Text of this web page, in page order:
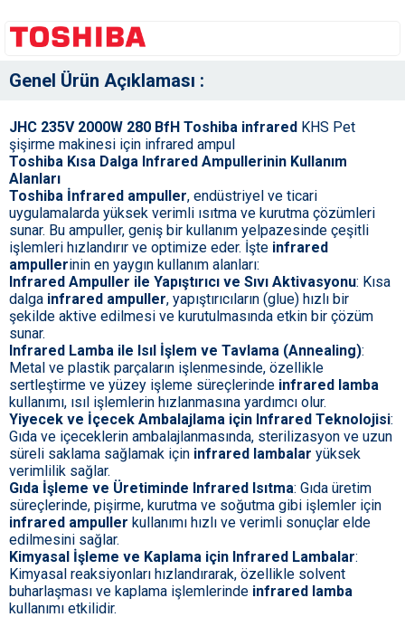
Genel Ürün Açıklaması :
JHC 235V 2000W 280 BfH Toshiba infrared KHS Pet
şişirme makinesi için infrared ampul
Toshiba Kısa Dalga Infrared Ampullerinin Kullanım
Alanları
Toshiba İnfrared ampuller, endüstriyel ve ticari
uygulamalarda yüksek verimli ısıtma ve kurutma çözümleri
sunar. Bu ampuller, geniş bir kullanım yelpazesinde çeşitli
işlemleri hızlandırır ve optimize eder. İşte infrared
ampullerinin en yaygın kullanım alanları:
Infrared Ampuller ile Yapıştırıcı ve Sıvı Aktivasyonu: Kısa
dalga infrared ampuller, yapıştırıcıların (glue) hızlı bir
şekilde aktive edilmesi ve kurutulmasında etkin bir çözüm
sunar.
Infrared Lamba ile Isıl İşlem ve Tavlama (Annealing):
Metal ve plastik parçaların işlenmesinde, özellikle
sertleştirme ve yüzey işleme süreçlerinde infrared lamba
kullanımı, ısıl işlemlerin hızlanmasına yardımcı olur.
Yiyecek ve İçecek Ambalajlama için Infrared Teknolojisi:
Gıda ve içeceklerin ambalajlanmasında, sterilizasyon ve uzun
süreli saklama sağlamak için infrared lambalar yüksek
verimlilik sağlar.
Gıda İşleme ve Üretiminde Infrared Isıtma: Gıda üretim
süreçlerinde, pişirme, kurutma ve soğutma gibi işlemler için
infrared ampuller kullanımı hızlı ve verimli sonuçlar elde
edilmesini sağlar.
Kimyasal İşleme ve Kaplama için Infrared Lambalar:
Kimyasal reaksiyonları hızlandırarak, özellikle solvent
buharlaşması ve kaplama işlemlerinde infrared lamba
kullanımı etkilidir.